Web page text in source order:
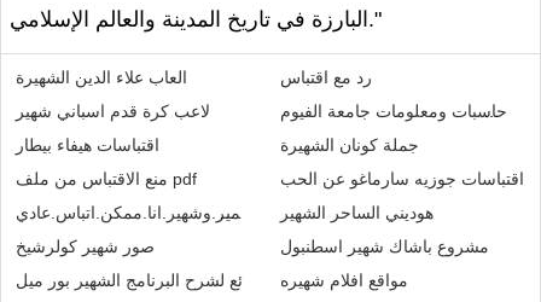
البارزة في تاريخ المدينة والعالم الإسلامي."
العاب علاء الدين الشهيرة
لاعب كرة قدم اسباني شهير
اقتباسات هيفاء بيطار
منع الاقتباس من ملف pdf
كوميكس.فيلم.سمير.وشهير.انا.ممكن.اتباس.عادي
صور شهير كولرشيخ
كتاب رائع لشرح البرنامج الشهير بور ميل
رد مع اقتباس
حاسبات ومعلومات جامعة الفيوم
جملة كونان الشهيرة
اقتباسات جوزيه سارماغو عن الحب
هوديني الساحر الشهير
مشروع باشاك شهير اسطنبول
مواقع افلام شهيره